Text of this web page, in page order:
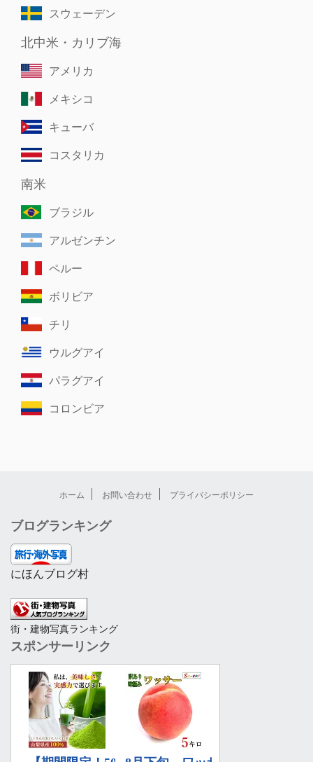
スウェーデン
北中米・カリブ海
アメリカ
メキシコ
キューバ
コスタリカ
南米
ブラジル
アルゼンチン
ペルー
ボリビア
チリ
ウルグアイ
パラグアイ
コロンビア
ホーム お問い合わせ プライバシーポリシー
ブログランキング
にほんブログ村
街・建物写真ランキング
スポンサーリンク